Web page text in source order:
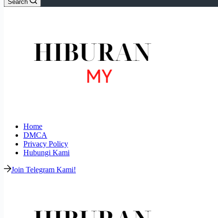
Search
Home
DMCA
Privacy Policy
Hubungi Kami
Join Telegram Kami!